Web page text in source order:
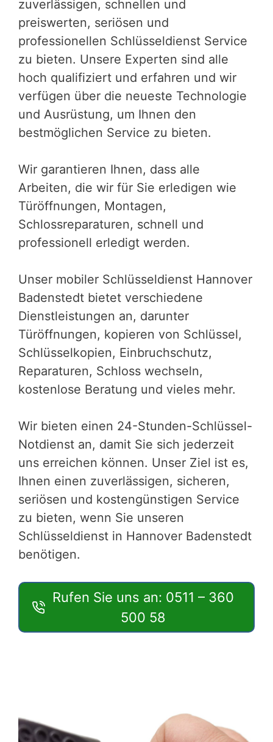
zuverlässigen, schnellen und
preiswerten, seriösen und
professionellen Schlüsseldienst Service
zu bieten. Unsere Experten sind alle
hoch qualifiziert und erfahren und wir
verfügen über die neueste Technologie
und Ausrüstung, um Ihnen den
bestmöglichen Service zu bieten.
Wir garantieren Ihnen, dass alle
Arbeiten, die wir für Sie erledigen wie
Türöffnungen, Montagen,
Schlossreparaturen, schnell und
professionell erledigt werden.
Unser mobiler Schlüsseldienst Hannover
Badenstedt bietet verschiedene
Dienstleistungen an, darunter
Türöffnungen, kopieren von Schlüssel,
Schlüsselkopien, Einbruchschutz,
Reparaturen, Schloss wechseln,
kostenlose Beratung und vieles mehr.
Wir bieten einen 24-Stunden-Schlüssel-
Notdienst an, damit Sie sich jederzeit
uns erreichen können. Unser Ziel ist es,
Ihnen einen zuverlässigen, sicheren,
seriösen und kostengünstigen Service
zu bieten, wenn Sie unseren
Schlüsseldienst in Hannover Badenstedt
benötigen.
Rufen Sie uns an: 0511 – 360
500 58